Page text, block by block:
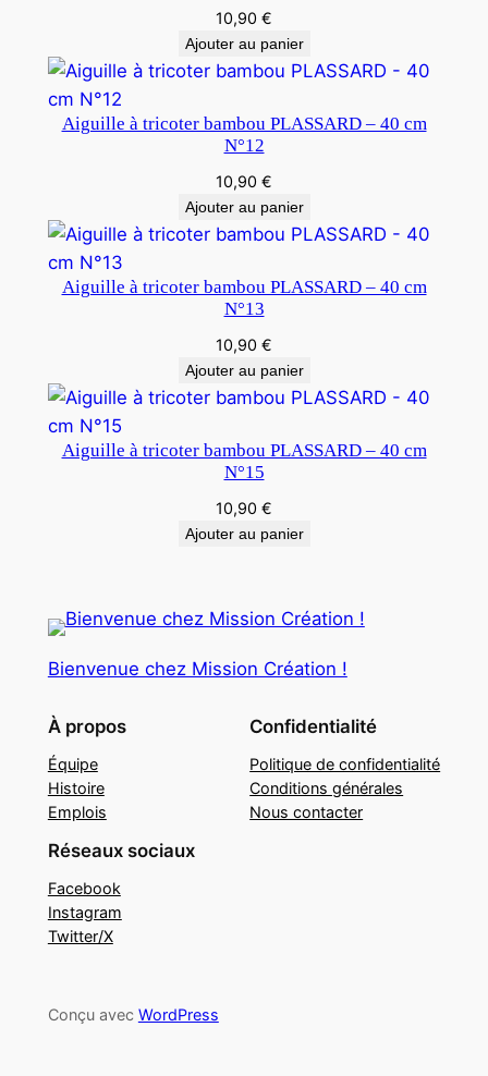
10,90 €
Ajouter au panier
Aiguille à tricoter bambou PLASSARD – 40 cm
N°12
10,90 €
Ajouter au panier
Aiguille à tricoter bambou PLASSARD – 40 cm
N°13
10,90 €
Ajouter au panier
Aiguille à tricoter bambou PLASSARD – 40 cm
N°15
10,90 €
Ajouter au panier
Bienvenue chez Mission Création !
À propos
Équipe
Histoire
Emplois
Confidentialité
Politique de confidentialité
Conditions générales
Nous contacter
Réseaux sociaux
Facebook
Instagram
Twitter/X
Conçu avec WordPress